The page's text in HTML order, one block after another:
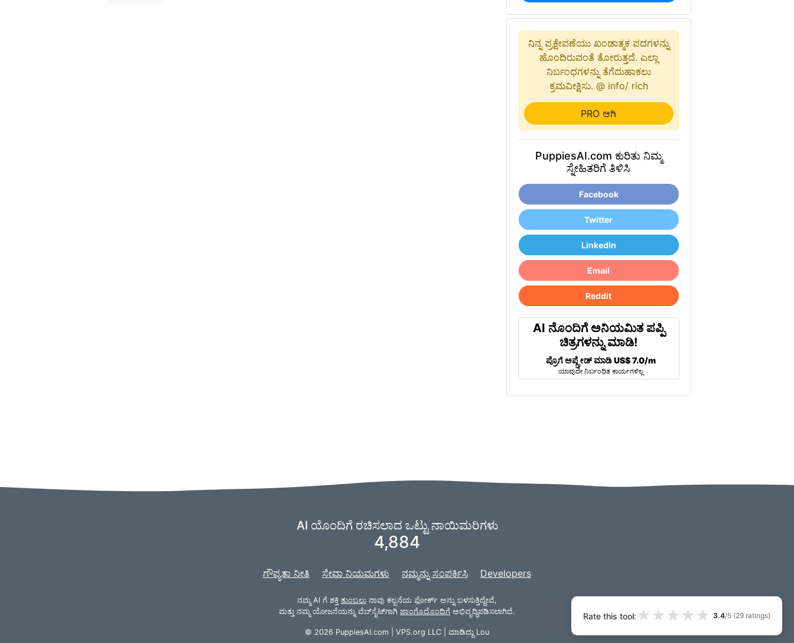
ನಿನ್ನ ಪ್ರಕ್ಷೇಪಣೆಯು ಖಂಡಾತ್ಮಕ ಪದಗಳನ್ನು
ಹೊಂದಿರುವಂತೆ ತೋರುತ್ತದೆ. ಎಲ್ಲಾ
ನಿರ್ಬಂಧಗಳನ್ನು ತೆಗೆದುಹಾಕಲು
ಕ್ರಮವೀಕ್ಷಿಸು. @ info/ rich
PRO ಆಗಿ
PuppiesAI.com ಕುರಿತು ನಿಮ್ಮ
ಸ್ನೇಹಿತರಿಗೆ ತಿಳಿಸಿ
Facebook
Twitter
LinkedIn
Email
Reddit
AI ನೊಂದಿಗೆ ಅನಿಯಮಿತ ಪಪ್ಪಿ
ಚಿತ್ರಗಳನ್ನು ಮಾಡಿ!
ಪ್ರೊಗೆ ಅಪ್ಗ್ರೇಡ್ ಮಾಡಿUS$ 7.0/m
ಯಾವುದೇ ನಿರ್ಬಂಧಿತ ಕಾರ್ಯಗಳಿಲ್ಲ
AI ಯೊಂದಿಗೆ ರಚಿಸಲಾದ ಒಟ್ಟು ನಾಯಿಮರಿಗಳು
4,884
ಗೌಪ್ಯತಾ ನೀತಿ ಸೇವಾ ನಿಯಮಗಳು ನಮ್ಮನ್ನು ಸಂಪರ್ಕಿಸಿ Developers
ನಮ್ಮ AI ಗೆ ಶಕ್ತಿ ತುಂಬಲು ನಾವು ಕಲ್ಪನೆಯ ಫೋರ್ಕ್ ಅನ್ನು ಬಳಸುತ್ತಿದ್ದೇವೆ,
ಮತ್ತು ನಮ್ಮ ಯೋಜನೆಯನ್ನು ವೆಬ್‌ಸೈಟ್‌ಗಾಗಿ ಜಾಂಗೊದೊಂದಿಗೆ ಅಭಿವೃದ್ಧಿಪಡಿಸಲಾಗಿದೆ.
© 2026 PuppiesAI.com | VPS.org LLC | ಮಾಡಿದ್ದು Lou
Rate this tool: ★ ★ ★ ★ ★ 3.4/5 (29 ratings)